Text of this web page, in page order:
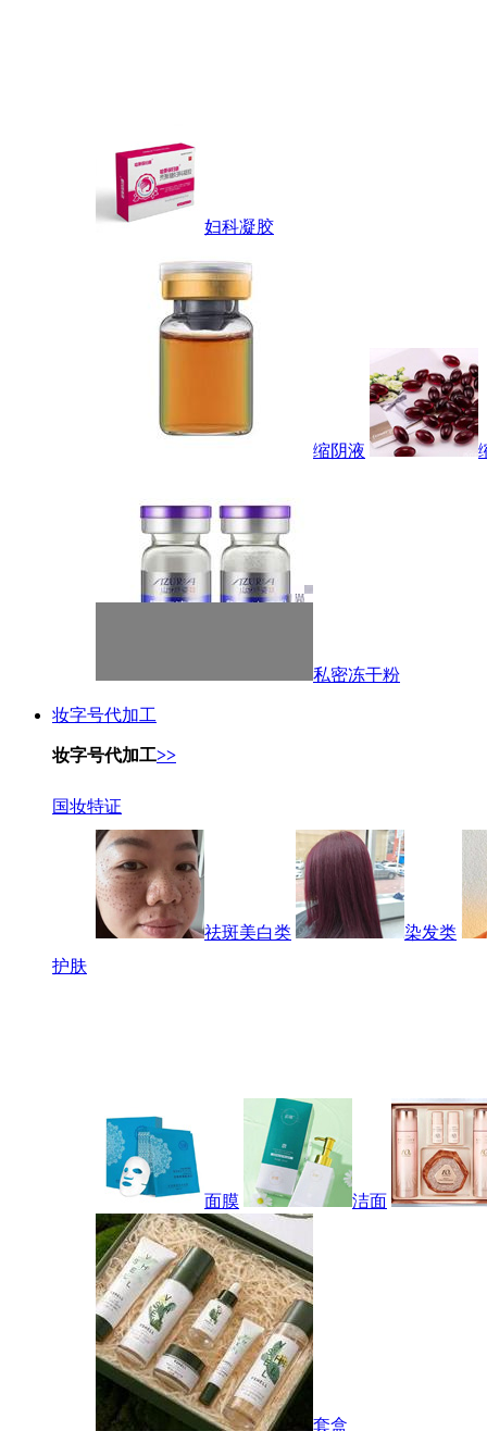
妇科凝胶
缩阴液
私密冻干粉
妆字号代加工
妆字号代加工>>
国妆特证
祛斑美白类
染发类
护肤
面膜 洁面
套盒